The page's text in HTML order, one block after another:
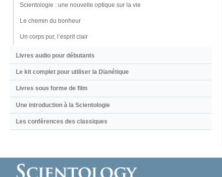
Scientologie : une nouvelle optique sur la vie
Le chemin du bonheur
Un corps pur, l’esprit clair
Livres audio pour débutants
Le kit complet pour utiliser la Dianétique
Livres sous forme de film
Une introduction à la Scientologie
Les conférences des classiques